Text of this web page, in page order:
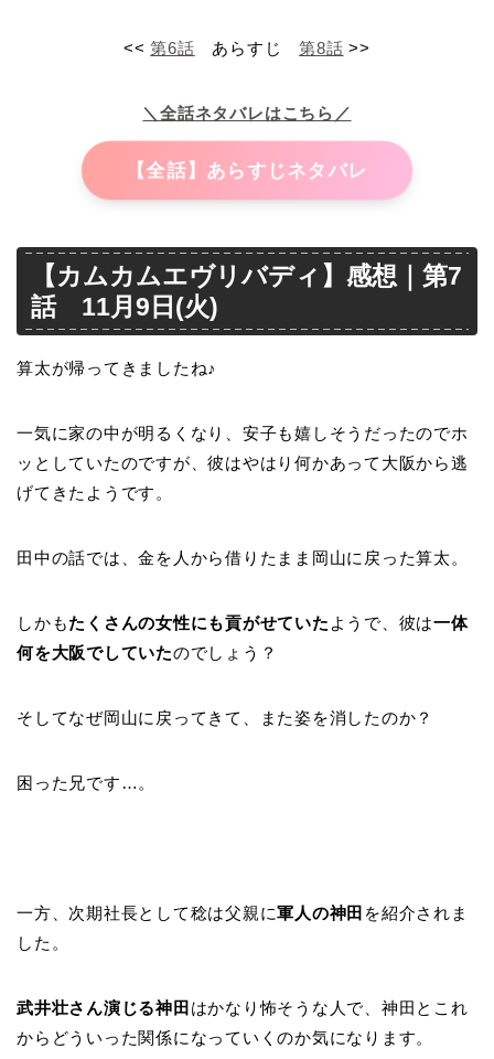
<<第6話 あらすじ第8話 >>
＼全話ネタバレはこちら／
【全話】あらすじネタバレ
【カムカムエヴリバディ】感想｜第7
話 11月9日(火)
算太が帰ってきましたね♪
一気に家の中が明るくなり、安子も嬉しそうだったのでホ
ッとしていたのですが、彼はやはり何かあって大阪から逃
げてきたようです。
田中の話では、金を人から借りたまま岡山に戻った算太。
しかもたくさんの女性にも貢がせていた ようで、彼は一体
何を大阪でしていたのでしょう？
そしてなぜ岡山に戻ってきて、また姿を消したのか？
困った兄です…。
一方、次期社長として稔は父親に軍人の神田 を紹介されま
した。
武井壮さん演じる神田 はかなり怖そうな人で、神田とこれ
からどういった関係になっていくのか気になります。